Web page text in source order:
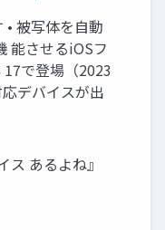
被写体を自動
能させるiOSフ
17で登場（2023
デバイスが出
ス あるよね』